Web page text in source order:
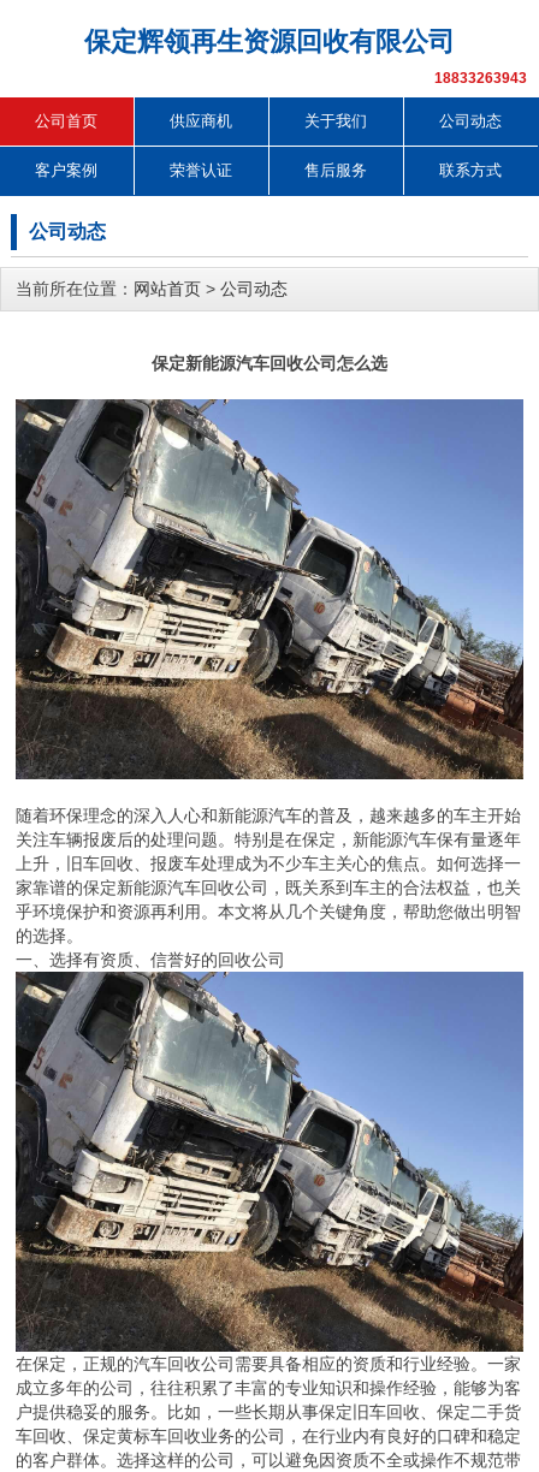
保定辉领再生资源回收有限公司
18833263943
公司首页 供应商机 关于我们 公司动态
客户案例 荣誉认证 售后服务 联系方式
公司动态
当前所在位置： 网站首页 > 公司动态
保定新能源汽车回收公司怎么选
随着环保理念的深入人心和新能源汽车的普及，越来越多的车主开始
关注车辆报废后的处理问题。特别是在保定，新能源汽车保有量逐年
上升，旧车回收、报废车处理成为不少车主关心的焦点。如何选择一
家靠谱的保定新能源汽车回收公司，既关系到车主的合法权益，也关
乎环境保护和资源再利用。本文将从几个关键角度，帮助您做出明智
的选择。
一、选择有资质、信誉好的回收公司
在保定，正规的汽车回收公司需要具备相应的资质和行业经验。一家
成立多年的公司，往往积累了丰富的专业知识和操作经验，能够为客
户提供稳妥的服务。比如，一些长期从事保定旧车回收、保定二手货
车回收、保定黄标车回收业务的公司，在行业内有良好的口碑和稳定
的客户群体。选择这样的公司，可以避免因资质不全或操作不规范带